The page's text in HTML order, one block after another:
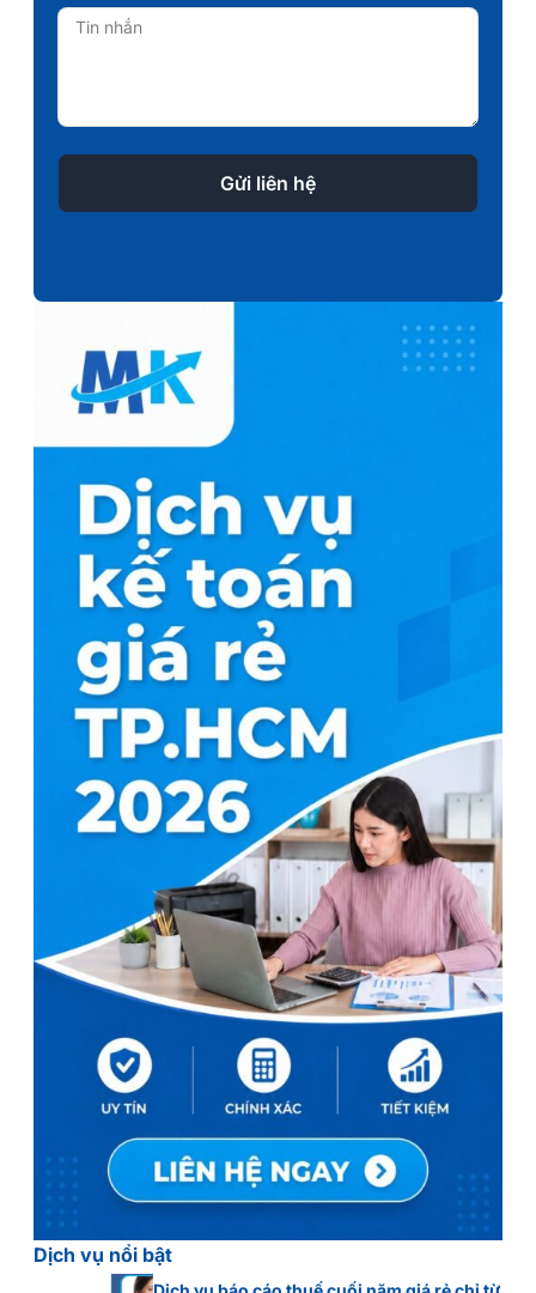
Gửi liên hệ
Dịch vụ nổi bật